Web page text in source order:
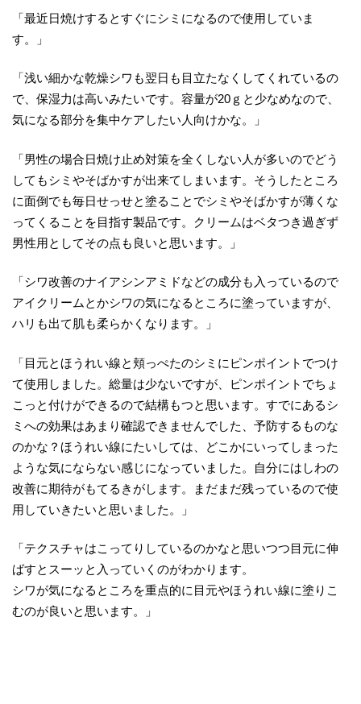
「最近日焼けするとすぐにシミになるので使用していま
す。」
「浅い細かな乾燥シワも翌日も目立たなくしてくれているの
で、保湿力は高いみたいです。容量が20ｇと少なめなので、
気になる部分を集中ケアしたい人向けかな。」
「男性の場合日焼け止め対策を全くしない人が多いのでどう
してもシミやそばかすが出来てしまいます。そうしたところ
に面倒でも毎日せっせと塗ることでシミやそばかすが薄くな
ってくることを目指す製品です。クリームはベタつき過ぎず
男性用としてその点も良いと思います。」
「シワ改善のナイアシンアミドなどの成分も入っているので
アイクリームとかシワの気になるところに塗っていますが、
ハリも出て肌も柔らかくなります。」
「目元とほうれい線と頬っぺたのシミにピンポイントでつけ
て使用しました。総量は少ないですが、ピンポイントでちょ
こっと付けができるので結構もつと思います。すでにあるシ
ミへの効果はあまり確認できませんでした、予防するものな
のかな？ほうれい線にたいしては、どこかにいってしまった
ような気にならない感じになっていました。自分にはしわの
改善に期待がもてるきがします。まだまだ残っているので使
用していきたいと思いました。」
「テクスチャはこってりしているのかなと思いつつ目元に伸
ばすとスーッと入っていくのがわかります。
シワが気になるところを重点的に目元やほうれい線に塗りこ
むのが良いと思います。」